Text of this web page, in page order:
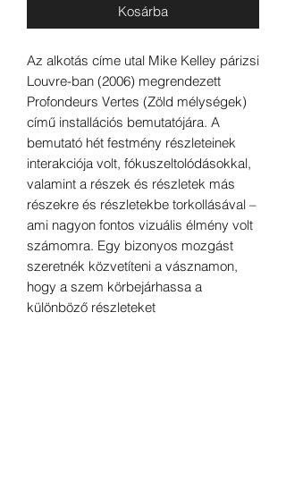
Kosárba
Az alkotás címe utal Mike Kelley párizsi
Louvre-ban (2006) megrendezett
Profondeurs Vertes (Zöld mélységek)
című installációs bemutatójára. A
bemutató hét festmény részleteinek
interakciója volt, fókuszeltolódásokkal,
valamint a részek és részletek más
részekre és részletekbe torkollásával –
ami nagyon fontos vizuális élmény volt
számomra. Egy bizonyos mozgást
szeretnék közvetíteni a vásznamon,
hogy a szem körbejárhassa a
különböző részleteket